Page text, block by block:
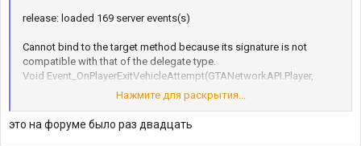
release: loaded 169 server events(s)
Cannot bind to the target method because its signature is not
compatible with that of the delegate type.
Void Event_OnPlayerExitVehicleAttempt(GTANetworkAPI.Player,
GTANetworkAPI.Vehicle) doesn't match event signature
("PlayerExitVehicleAttempt"). Check return value and arguments
types.
Error starting 'release'
Нажмите для раскрытия...
это на форуме было раз двадцать